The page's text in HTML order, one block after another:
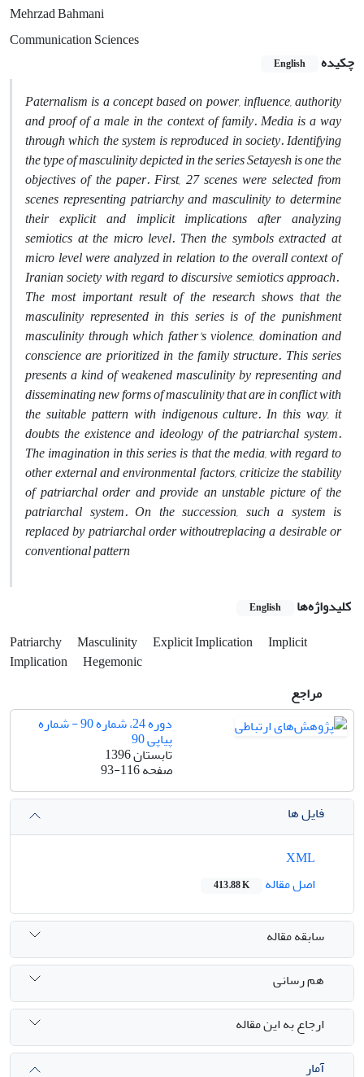
Mehrzad Bahmani
Communication Sciences
چکیده
English
Paternalism is a concept based on power, influence, authority
and proof of a male in the context of family. Media is a way
through which the system is reproduced in society. Identifying
the type of masculinity depicted in the series Setayesh is one the
objectives of the paper. First, 27 scenes were selected from
scenes representing patriarchy and masculinity to determine
their explicit and implicit implications after analyzing
semiotics at the micro level. Then the symbols extracted at
micro level were analyzed in relation to the overall context of
Iranian society with regard to discursive semiotics approach.
The most important result of the research shows that the
masculinity represented in this series is of the punishment
masculinity through which father's violence, domination and
conscience are prioritized in the family structure. This series
presents a kind of weakened masculinity by representing and
disseminating new forms of masculinity that are in conflict with
the suitable pattern with indigenous culture. In this way, it
doubts the existence and ideology of the patriarchal system.
The imagination in this series is that the media, with regard to
other external and environmental factors, criticize the stability
of patriarchal order and provide an unstable picture of the
patriarchal system. On the succession, such a system is
replaced by patriarchal order withoutreplacing a desirable or
conventional pattern
کلیدواژه‌ها English
Patriarchy Masculinity Explicit Implication
Implicit
Implication
Hegemonic
مراجع
دوره 24، شماره 90 - شماره
پیاپی 90
تابستان 1396
صفحه93-116
فایل ها
اصل مقاله
413.88 K
سابقه مقاله
هم رسانی
ارجاع به این مقاله
آمار